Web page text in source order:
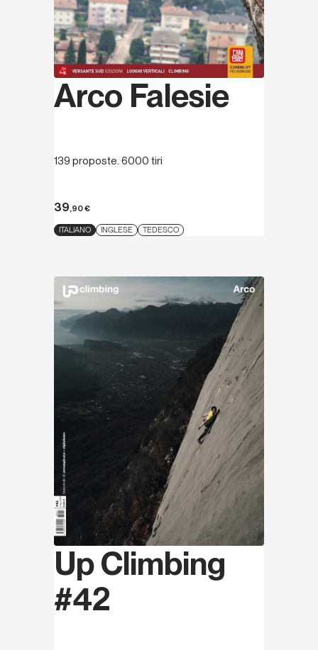
Arco Falesie
139 proposte. 6000 tiri
39,90€
ITALIANO INGLESE TEDESCO
Scopri
Up Climbing
#42